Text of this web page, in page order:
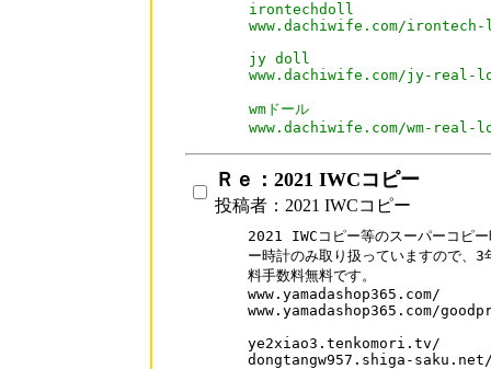
irontechdoll
www.dachiwife.com/
jy doll
www.dachiwife.com/jy-real-
wmドール
www.dachiwife.com/wm-
Ｒｅ：2021 IWCコピー
投稿者：2021 IWCコピー
2021 IWCコピー等のスーパーコピ
ー時計のみ取り扱っていますので、
料手数料無料です。
www.yamadashop365.com/
www.yamadashop365.com/
ye2xiao3.tenkomori.tv/
dongtangw957.shiga-